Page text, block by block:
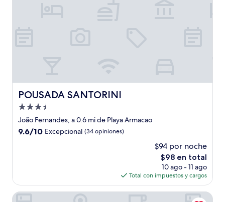
POUSADA SANTORINI
POUSADA SANTORINI
Propiedad
de
3.5
João Fernandes, a 0.6 mi de Playa Armacao
9.6
9.6/10 Excepcional (34 opiniones)
$94 por noche
El
precio
actual
es
de
$98 en total
10 ago - 11 ago
Total con impuestos y cargos
Pousada Praia do Carioca